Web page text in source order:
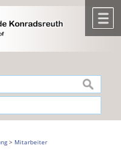
suchen
> Mitarbeiter